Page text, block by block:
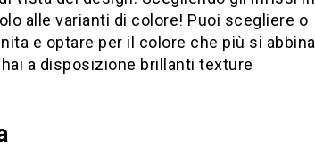
alle varianti di colore! Puoi scegliere o
e optare per il colore che più si abbina
a disposizione brillanti texture